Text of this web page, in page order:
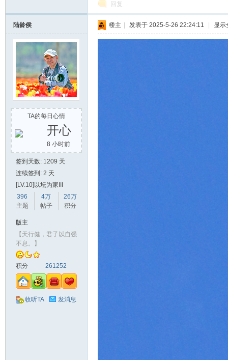
回复
陆龄侯
TA的每日心情
开心
8 小时前
签到天数: 1209 天
连续签到: 2 天
[LV.10]以坛为家III
396
主题
4万
帖子
26万
积分
版主
【天行健，君子以自强
不息。】
积分 261252
收听TA 发消息
楼主 发表于 2025-5-26 22:24:11 显示